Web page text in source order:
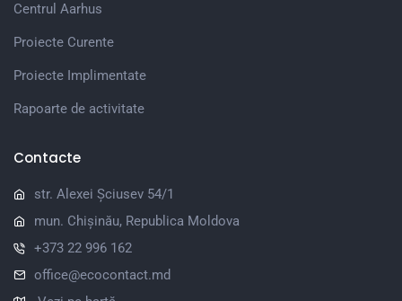
Centrul Aarhus
Proiecte Curente
Proiecte Implimentate
Rapoarte de activitate
Contacte
str. Alexei Șciusev 54/1
mun. Chișinău, Republica Moldova
+373 22 996 162
office@ecocontact.md